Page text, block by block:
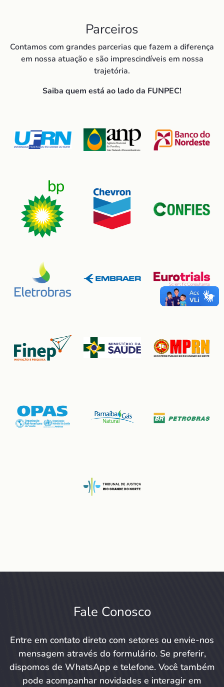
Parceiros
Contamos com grandes parcerias que fazem a diferença
em nossa atuação e são imprescindíveis em nossa
trajetória.
Saiba quem está ao lado da FUNPEC!
Fale Conosco
Entre em contato direto com setores ou envie-nos
mensagem através do formulário. Se preferir,
dispomos de WhatsApp e telefone. Você também
pode acompanhar novidades e interagir em